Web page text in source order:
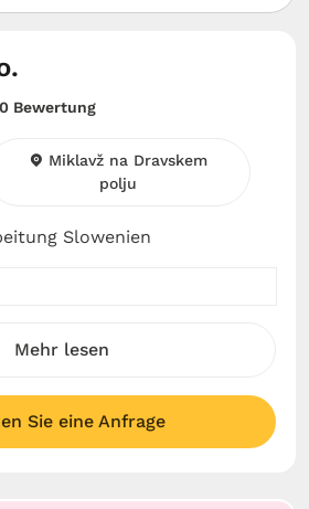
0 Bewertung
Slowenien
Miklavž na Dravskem
polju
Mehr lesen
Sie eine Anfrage